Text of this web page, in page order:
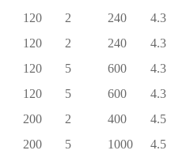
120 2 240 4.3
120 2 240 4.3
120 5 600 4.3
120 5 600 4.3
200 2 400 4.5
200 5 1000 4.5